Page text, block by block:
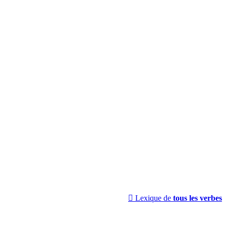
 Lexique de tous les verbes